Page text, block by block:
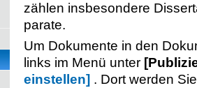
zäh­len ins­be­son­de­re
pa­ra­te.
Um Do­ku­men­te in den
links im Menü unter
ein­stel­len] . Dort wer­den